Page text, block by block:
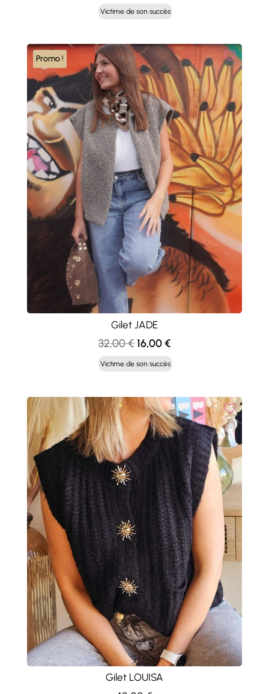
prix
initial
39,00 €.
prix
actuel
19,50 €.
Victime de son succès
Promo !
Gilet JADE
32,00€ Le
prix
initial
32,00 €.
16,00€Le
prix
actuel
16,00 €.
Victime de son succès
Gilet LOUISA